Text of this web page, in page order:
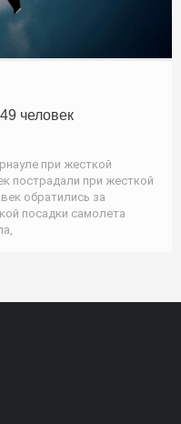
человек
при жесткой
пострадали при жесткой
обратились за
посадки самолета